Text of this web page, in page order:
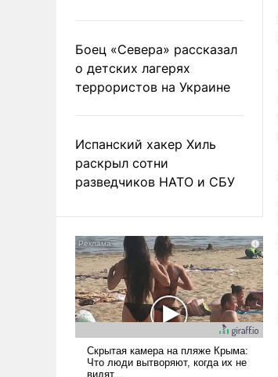
Боец «Севера» рассказал
о детских лагерях
террористов на Украине
Испанский хакер Хиль
раскрыл сотни
разведчиков НАТО и СБУ